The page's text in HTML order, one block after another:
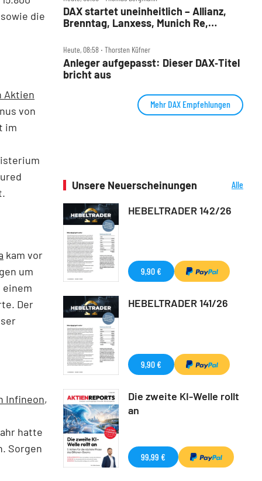
die
Aktien
von
im
kam vor
um
einem
Der
Infineon,
hatte
Sorgen
DAX startet uneinheitlich – Allianz,
Brenntag, Lanxess, Munich Re,
Heute, 08:58 ‧ Thorsten Küfner
Anleger aufgepasst: Dieser DAX‑Titel
bricht aus
Mehr DAX Empfehlungen
Unsere Neuerscheinungen
Alle
HEBELTRADER 142/26
9,90 €
HEBELTRADER 141/26
9,90 €
Die zweite KI-Welle rollt
an
99,99 €